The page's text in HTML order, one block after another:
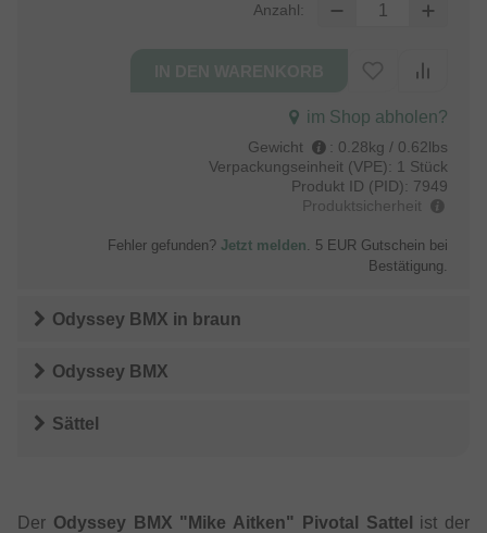
Anzahl:
im Shop abholen?
Gewicht : 0.28kg / 0.62lbs
Verpackungseinheit (VPE): 1 Stück
Produkt ID (PID): 7949
Produktsicherheit
Fehler gefunden? Jetzt melden . 5 EUR Gutschein bei
Bestätigung.
Odyssey BMX in braun
Odyssey BMX
Sättel
Der Odyssey BMX "Mike Aitken" Pivotal Sattel
ist der